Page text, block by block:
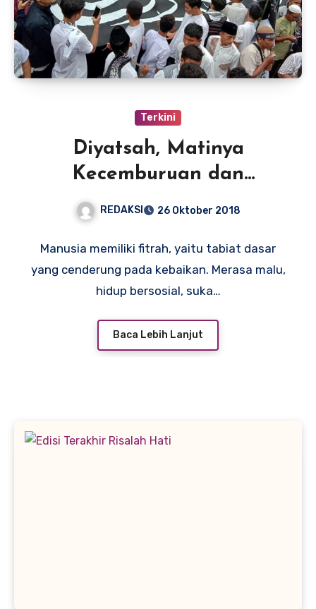
Terkini
Diyatsah, Matinya
Kecemburuan dan
Lumpuhnya Kepekaan
Terhadap Islam
REDAKSI 26 Oktober 2018
Manusia memiliki fitrah, yaitu tabiat dasar
yang cenderung pada kebaikan. Merasa malu,
hidup bersosial, suka…
Baca Lebih Lanjut